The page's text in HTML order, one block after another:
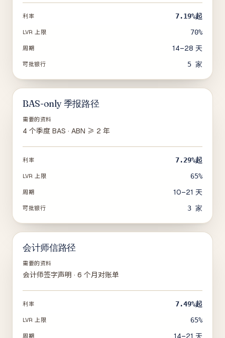
利率 7.19%起
LVR 上限 70%
周期 14–28 天
可批银行 5 家
BAS-only 季报路径
需要的资料
4 个季度 BAS · ABN ≥ 2 年
利率 7.29%起
LVR 上限 65%
周期 10–21 天
可批银行 3 家
会计师信路径
需要的资料
会计师签字声明 · 6 个月对账单
利率 7.49%起
LVR 上限 65%
周期 14–21 天